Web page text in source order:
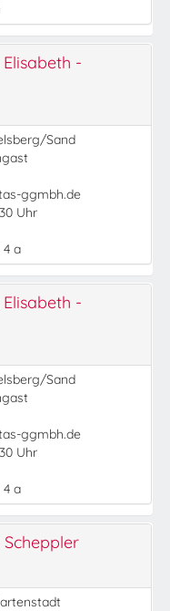
-
Sand
ggmbh.de
Uhr
a
-
Sand
ggmbh.de
Uhr
a